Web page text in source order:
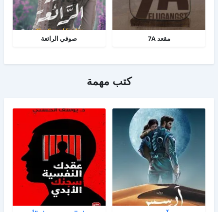
مقعد 7A صوفي الرائعة
كتب مهمة